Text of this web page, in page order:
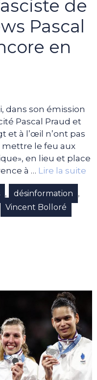
de
Pascal
en
dans son émission
Pascal Praud et
et à l’œil n’ont pas
mettre le feu aux
en lieu et place
à … Lire la suite
, désinformation ,
Vincent Bolloré